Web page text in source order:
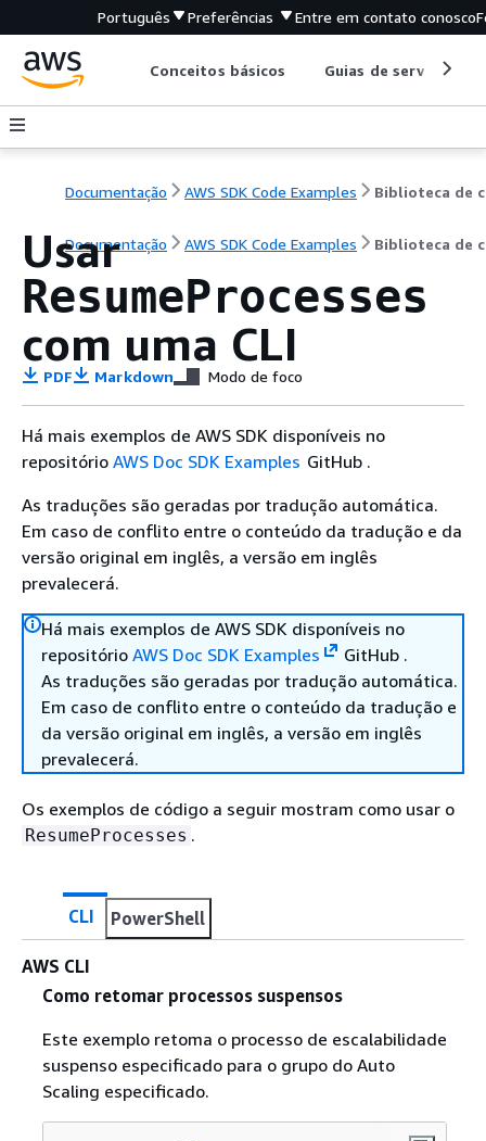
Português Preferências Entre em contato conosco
Conceitos básicos Guias de serviço
Documentação AWS SDK Code Examples
Documentação AWS SDK Code Examples Biblioteca de
Usar
ResumeProcesses
com uma CLI
PDF Markdown Modo de foco
Há mais exemplos de AWS SDK disponíveis no
repositório AWS Doc SDK Examples GitHub .
As traduções são geradas por tradução automática.
Em caso de conflito entre o conteúdo da tradução e da
versão original em inglês, a versão em inglês
prevalecerá.
Há mais exemplos de AWS SDK disponíveis no
repositório AWS Doc SDK Examples
GitHub .
As traduções são geradas por tradução automática.
Em caso de conflito entre o conteúdo da tradução e
da versão original em inglês, a versão em inglês
prevalecerá.
Os exemplos de código a seguir mostram como usar o
ResumeProcesses .
CLI PowerShell
AWS CLI
Como retomar processos suspensos
Este exemplo retoma o processo de escalabilidade
suspenso especificado para o grupo do Auto
Scaling especificado.